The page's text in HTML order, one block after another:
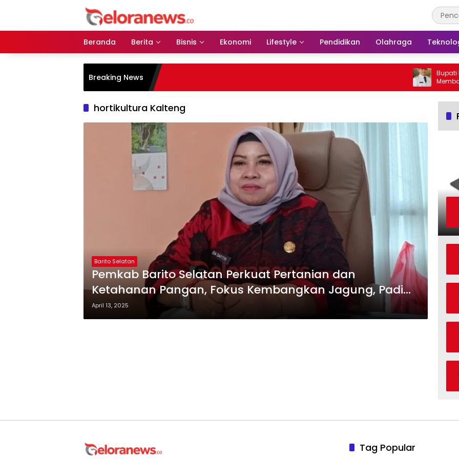
Beranda
Berita Bisnis Ekonomi Lifestyle Pendidikan Olahraga
Breaking News
Bupati
Membakar
Barito
hortikultura Kalteng
Barito Selatan
Pemkab Barito Selatan Perkuat Pertanian dan
Ketahanan Pangan, Fokus Kembangkan Jagung, Padi
hingga Hortikultura
April 13, 2025
Tag Popular